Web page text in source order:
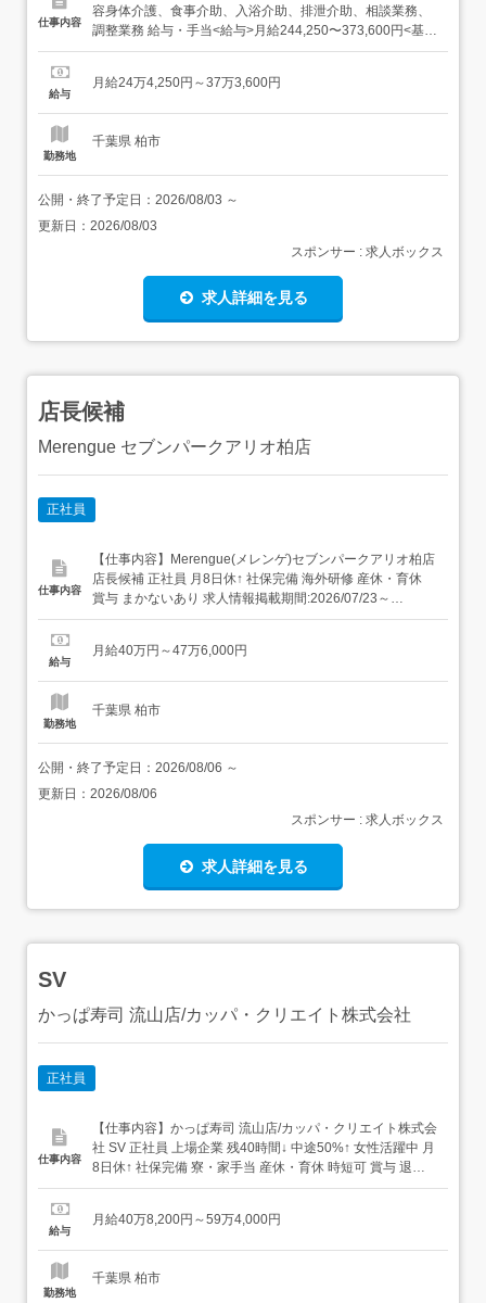
仕事内容
容身体介護、食事介助、入浴介助、排泄介助、相談業務、
調整業務 給与・手当<給与>月給244,250〜373,600円<基本
給>178,450円〜<手当>交通費支給:実費(上限あり)資格手
社会福祉士)処遇改善手当:30,000円業務手当:30...
給与
月給24万4,250円～37万3,600円
勤務地
千葉県 柏市
公開・終了予定日： 2026/08/03 ～
更新日： 2026/08/03
スポンサー : 求人ボックス
求人詳細を見る
店長候補
Merengue セブンパークアリオ柏店
正社員
仕事内容
【仕事内容】Merengue(メレンゲ)セブンパークアリオ柏店
店長候補 正社員 月8日休↑ 社保完備 海外研修 産休・育休
賞与 まかないあり 求人情報掲載期間:2026/07/23～
2026/08/27 求人情報 店舗の特徴 <月9日休み>ハワイアン
ークアリオ柏3F フードコート内 株式会社R...
給与
月給40万円～47万6,000円
勤務地
千葉県 柏市
公開・終了予定日： 2026/08/06 ～
更新日： 2026/08/06
スポンサー : 求人ボックス
求人詳細を見る
SV
かっぱ寿司 流山店/カッパ・クリエイト株式会社
正社員
仕事内容
【仕事内容】かっぱ寿司 流山店/カッパ・クリエイト株式会
社 SV 正社員 上場企業 残40時間↓ 中途50%↑ 女性活躍中 月
8日休↑ 社保完備 寮・家⼿当 産休・育休 時短可 賞与 退職
金 まかないあり 求人情報掲載期間:2026/07/16～
充実の寿司店 住 所 千葉県 流山市 前ケ崎川...
給与
月給40万8,200円～59万4,000円
勤務地
千葉県 柏市